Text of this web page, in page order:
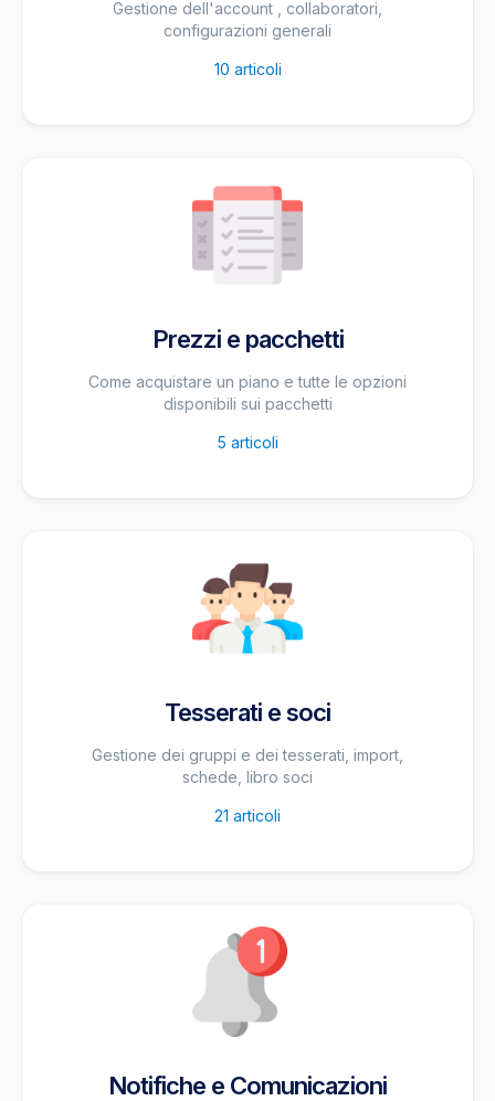
Gestione dell'account , collaboratori,
configurazioni generali
10 articoli
Prezzi e pacchetti
Come acquistare un piano e tutte le opzioni
disponibili sui pacchetti
5 articoli
Tesserati e soci
Gestione dei gruppi e dei tesserati, import,
schede, libro soci
21 articoli
Notifiche e Comunicazioni